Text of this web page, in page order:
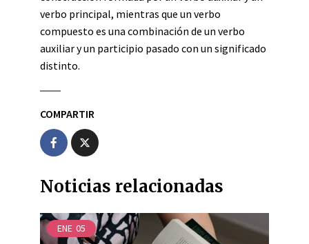
verbo principal, mientras que un verbo
compuesto es una combinación de un verbo
auxiliar y un participio pasado con un significado
distinto.
COMPARTIR
Noticias relacionadas
ENE 05